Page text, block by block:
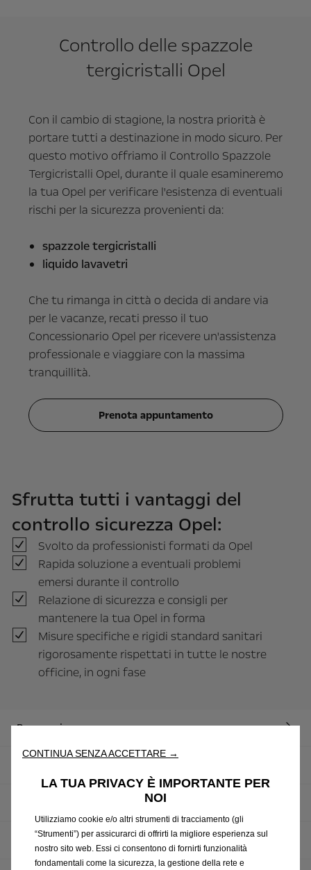
Controllo delle spazzole
tergicristalli Opel
Con il cambio di stagione, la nostra priorità è
portare tutti a destinazione in modo sicuro. Per
questo motivo offriamo il Controllo Spazzole
Tergicristalli Opel, durante il quale esamineremo
la tua Opel per verificare l'esistenza di eventuali
rischi per la sicurezza provenienti da:
spazzole tergicristalli
liquido lavavetri
Che tu rimanga in città o decida di andare via
per le vacanze, recati presso il tuo
Concessionario Opel per ricevere un'assistenza
professionale e viaggiare con la massima
tranquillità.
Prenota appuntamento
Sfrutta tutti i vantaggi del
controllo sicurezza Opel:
Svolto da professionisti formati da Opel
Rapida soluzione a eventuali problemi
emersi durante il controllo
Relazione di sicurezza e consigli per
mantenere la tua Opel in forma
Misure specifiche e rigidi standard sanitari
rigorosamente rispettati in tutte le nostre
officine, in ogni fase
Panoramica
Controllo freni
CONTINUA SENZA ACCETTARE →
LA TUA PRIVACY È IMPORTANTE PER
NOI
Utilizziamo cookie e/o altri strumenti di tracciamento (gli
“Strumenti”) per assicurarci di offrirti la migliore esperienza sul
nostro sito web. Essi ci consentono di fornirti funzionalità
fondamentali come la sicurezza, la gestione della rete e